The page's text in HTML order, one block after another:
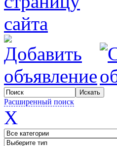
Расширенный поиск
X